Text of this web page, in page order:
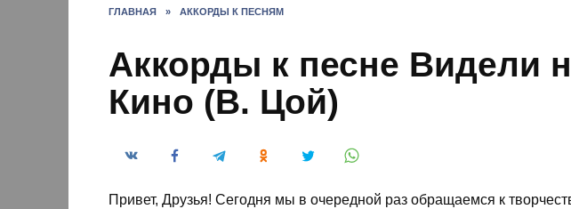
ГЛАВНАЯ » АККОРДЫ К ПЕСНЯМ
Аккорды к песне Видели
Кино (В. Цой)
Привет, Друзья! Сегодня мы в очередной раз обращаемся к